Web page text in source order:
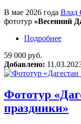
В мае 2026 года Влад
фототур «Весенний
Подробнее
59 000 руб.
Добавлено:
Фототур
праздники»